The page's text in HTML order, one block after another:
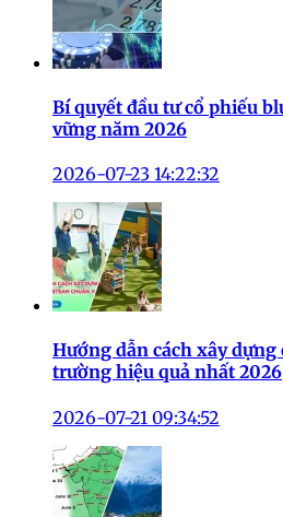
Bí quyết đầu tư cổ phiếu
vững năm 2026
2026-07-23 14:22:32
Hướng dẫn cách xây
trường hiệu quả nhất 2026
2026-07-21 09:34:52